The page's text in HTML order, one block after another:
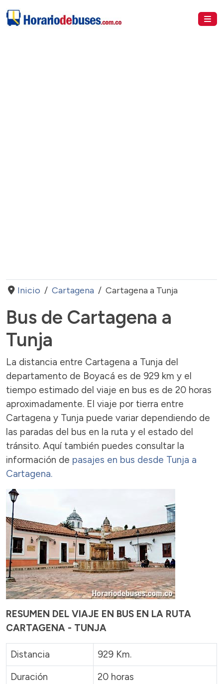
Inicio Cartagena Cartagena a Tunja
Bus de Cartagena a
Tunja
La distancia entre Cartagena a Tunja del
departamento de Boyacá es de 929 km y el
tiempo estimado del viaje en bus es de 20 horas
aproximadamente. El viaje por tierra entre
Cartagena y Tunja puede variar dependiendo de
las paradas del bus en la ruta y el estado del
tránsito. Aquí también puedes consultar la
información de pasajes en bus desde Tunja a
Cartagena.
RESUMEN DEL VIAJE EN BUS EN LA RUTA
CARTAGENA - TUNJA
Distancia
929 Km.
Duración
20 horas